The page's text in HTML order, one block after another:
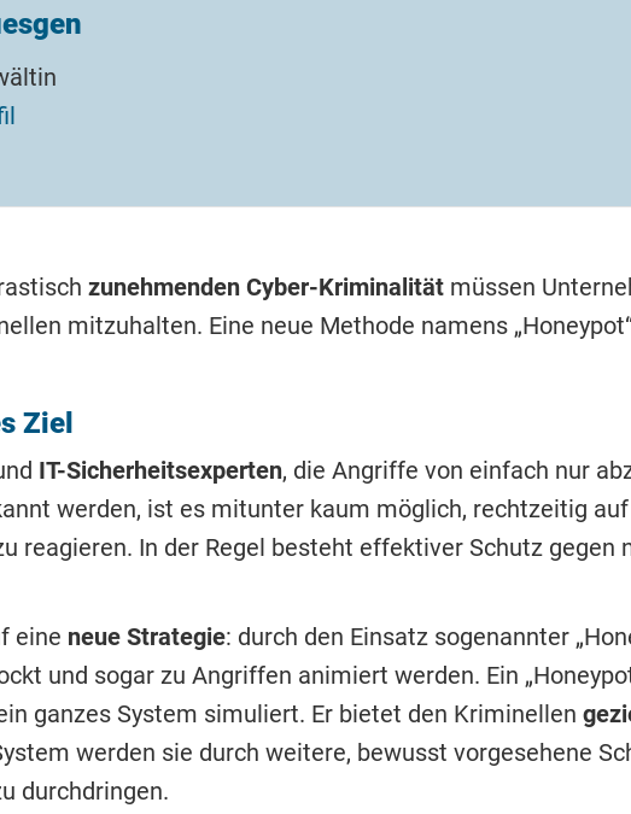
zunehmenden Cyber-Kriminalität müssen
mitzuhalten. Eine neue Methode namens
Ziel
IT-Sicherheitsexperten, die Angriffe von einfach nur
werden, ist es mitunter kaum möglich, rechtzeitig
reagieren. In der Regel besteht effektiver Schutz
eine neue Strategie: durch den Einsatz sogenannter
und sogar zu Angriffen animiert werden. Ein
ganzes System simuliert. Er bietet den Kriminellen
werden sie durch weitere, bewusst vorgesehene
durchdringen.